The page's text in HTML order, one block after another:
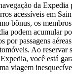
da Expedia
acessíveis em
bônus, os
podem acumular
por passagens
Ao reservar
você está
viagem